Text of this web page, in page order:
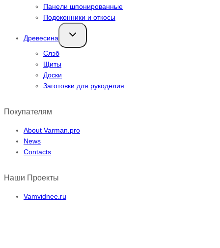
Панели шпонированные
Подоконники и откосы
Древесина
Переключить
дочернее
Слэб
Щиты
Доски
Заготовки для рукоделия
Покупателям
About Varman.pro
News
Contacts
Наши Проекты
Vamvidnee.ru